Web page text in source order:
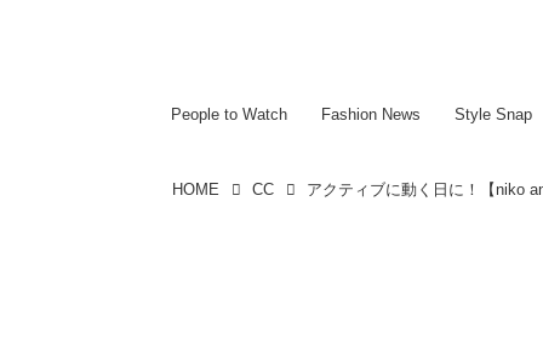
People to Watch Fashion News Style Snap
HOME CC